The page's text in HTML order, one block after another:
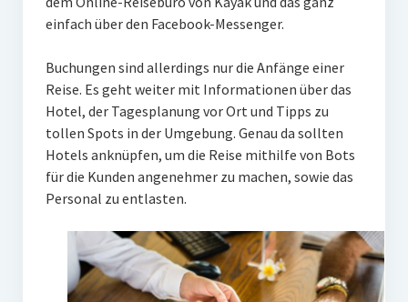
einfach über den Facebook-Messenger.
Buchungen sind allerdings nur die Anfänge einer
Reise. Es geht weiter mit Informationen über das
Hotel, der Tagesplanung vor Ort und Tipps zu
tollen Spots in der Umgebung. Genau da sollten
Hotels anknüpfen, um die Reise mithilfe von Bots
für die Kunden angenehmer zu machen, sowie das
Personal zu entlasten.